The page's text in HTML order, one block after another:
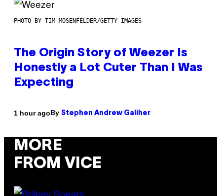
PHOTO BY TIM MOSENFELDER/GETTY IMAGES
The Origin Story of Weezer Is
Honestly a Lot Cuter Than I Was
Expecting
1 hour agoBy Stephen Andrew Galiher
MORE
FROM VICE